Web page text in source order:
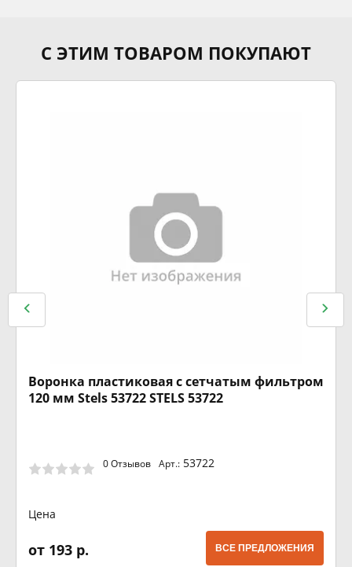
С ЭТИМ ТОВАРОМ ПОКУПАЮТ
Воронка пластиковая с сетчатым фильтром
120 мм Stels 53722 STELS 53722
0 Отзывов Арт.: 53722
Цена
от 193 р. ВСЕ ПРЕДЛОЖЕНИЯ